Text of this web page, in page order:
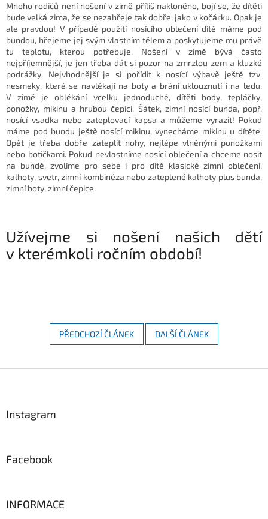
Mnoho rodičů není nošení v zimě příliš nakloněno, bojí se, že dítěti
bude velká zima, že se nezahřeje tak dobře, jako v kočárku. Opak je
ale pravdou! V případě použití nosícího oblečení dítě máme pod
bundou, hřejeme jej svým vlastním tělem a poskytujeme mu právě
tu teplotu, kterou potřebuje. Nošení v zimě bývá často
nejpříjemnější, je jen třeba dát si pozor na zmrzlou zem a kluzké
podrážky. Nejvhodnější je si pořídit k nosící výbavě ještě tzv.
nesmeky, které se navlékají na boty a brání uklouznutí i na ledu.
V zimě je oblékání vcelku jednoduché, dítěti body, tepláčky,
ponožky, mikinu a hrubou čepici. Šátek, zimní nosící bunda, popř.
nosící vsadka nebo zateplovací kapsa a můžeme vyrazit! Pokud
máme pod bundu ještě nosící mikinu, vynecháme mikinu u dítěte.
Opět je třeba dobře zateplit nohy, nejlépe vlněnými ponožkami
nebo botičkami. Pokud nevlastníme nosící oblečení a chceme nosit
na bundě, zvolíme pro sebe i pro dítě klasické zimní oblečení,
kalhoty, svetr, zimní kombinéza nebo zateplené kalhoty plus bunda,
zimní boty, zimní čepice.
Užívejme si nošení našich dětí
v kterémkoli ročním období!
PŘEDCHOZÍ ČLÁNEK DALŠÍ ČLÁNEK
Instagram
Facebook
INFORMACE